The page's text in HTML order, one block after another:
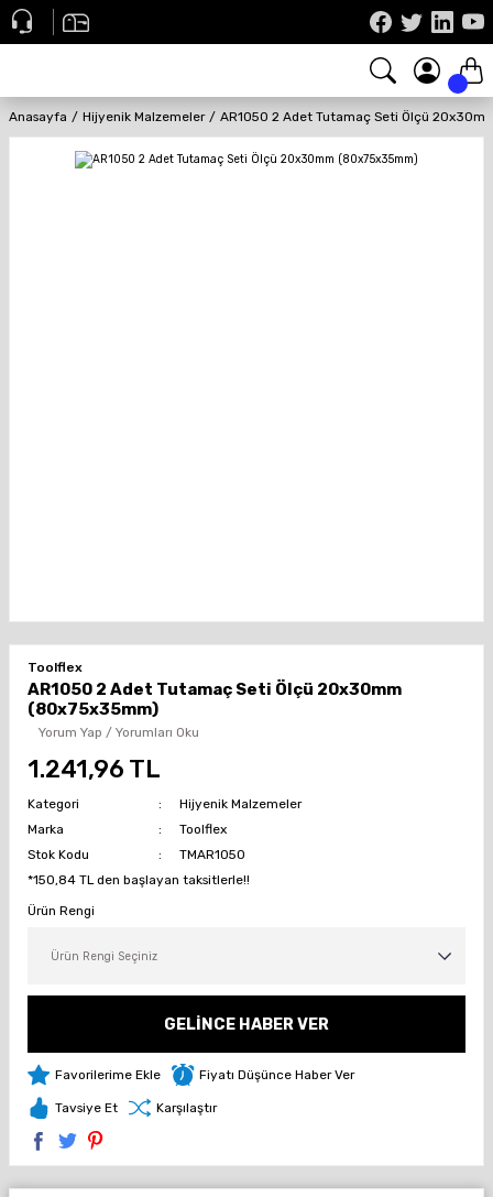
Anasayfa Hijyenik Malzemeler AR1050 2 Adet Tutamaç Seti Ölçü
Toolflex
AR1050 2 Adet Tutamaç Seti Ölçü 20x30mm
(80x75x35mm)
Yorum Yap / Yorumları Oku
1.241,96 TL
Kategori
Hijyenik Malzemeler
Marka
Toolflex
Stok Kodu
TMAR1050
*150,84 TL den başlayan taksitlerle!!
Ürün Rengi
GELİNCE HABER VER
Fiyatı Düşünce Haber Ver
Tavsiye Et Karşılaştır